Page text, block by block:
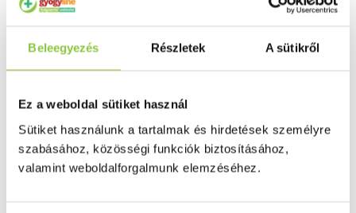
Beleegyezés Részletek A sütikről
Ez a weboldal sütiket használ
Sütiket használunk a tartalmak és hirdetések személyre
szabásához, közösségi funkciók biztosításához,
valamint weboldalforgalmunk elemzéséhez.
Húgyutak
Betétek, tamponok
Terhességi tesztek
Fertőzések, hüvelyflóra helyreállítás
Férfi problémák
Prosztata
Potencia
Szív és érrrendszer